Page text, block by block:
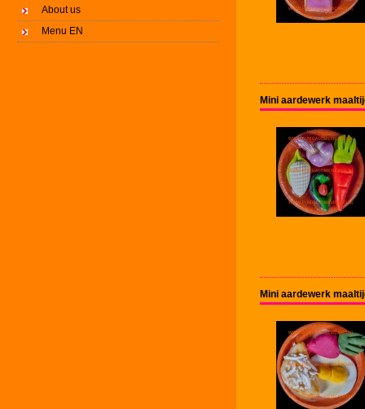
About us
Menu EN
Mini aardewerk
Mini aardewerk